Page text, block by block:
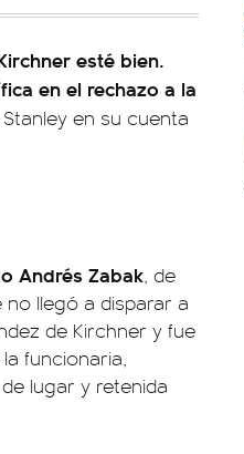
esté bien.
en el rechazo a la
en su cuenta
Andrés Zabak, de
llegó a disparar a
de Kirchner y fue
funcionaria,
lugar y retenida